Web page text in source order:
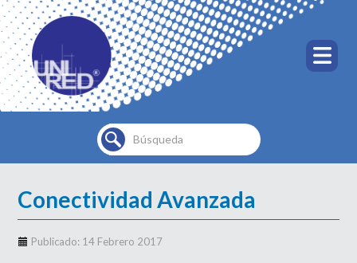
Buscar...
Conectividad Avanzada
Publicado: 14 Febrero 2017